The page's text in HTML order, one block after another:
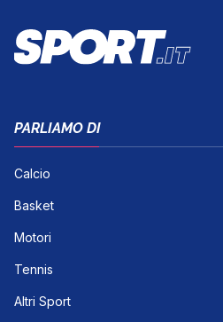
PARLIAMO DI
Calcio
Basket
Motori
Tennis
Altri Sport